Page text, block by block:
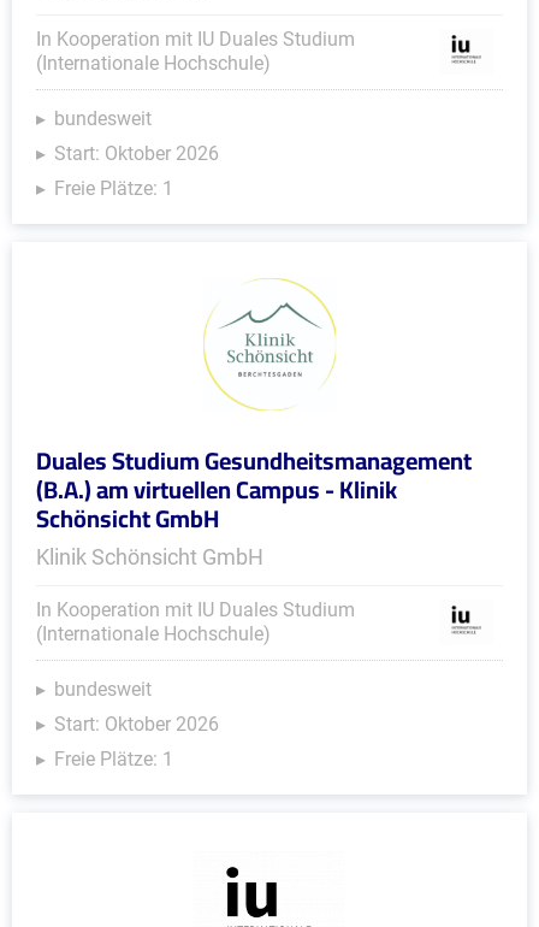
In Kooperation mit IU Duales Studium
(Internationale Hochschule)
bundesweit
Start: Oktober 2026
Freie Plätze: 1
Duales Studium Gesundheitsmanagement
(B.A.) am virtuellen Campus - Klinik
Schönsicht GmbH
Klinik Schönsicht GmbH
In Kooperation mit IU Duales Studium
(Internationale Hochschule)
bundesweit
Start: Oktober 2026
Freie Plätze: 1